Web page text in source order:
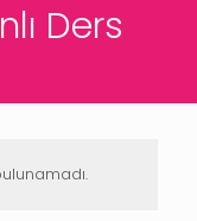
Ders